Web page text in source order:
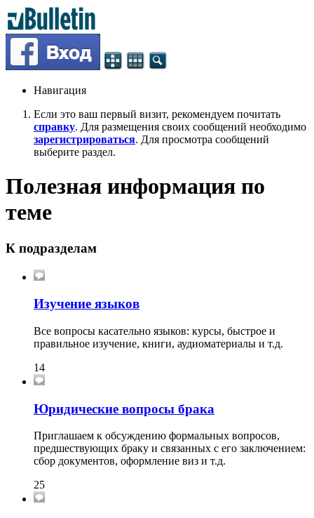
Навигация
Если это ваш первый визит, рекомендуем почитать
справку. Для размещения своих сообщений необходимо
зарегистрироваться. Для просмотра сообщений
выберите раздел.
Полезная информация по
теме
К подразделам
Изучение языков
Все вопросы касательно языков: курсы, быстрое и
правильное изучение, книги, аудиоматериалы и т.д.
14
Юридические вопросы брака
Приглашаем к обсуждению формальных вопросов,
предшествующих браку и связанных с его заключением:
сбор документов, оформление виз и т.д.
25